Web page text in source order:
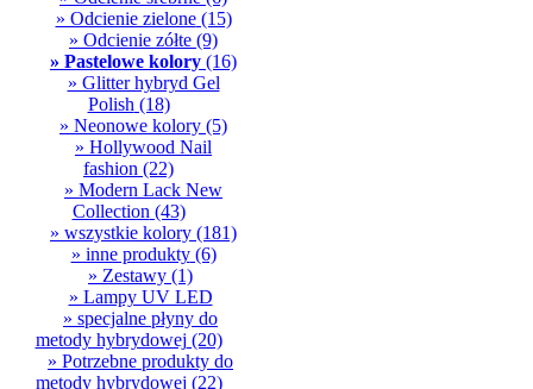
» Odcienie zielone(15)
» Odcienie zółte (9)
» Pastelowe kolory (16)
» Glitter hybryd Gel
Polish (18)
» Neonowe kolory (5)
» Hollywood Nail
fashion (22)
» Modern Lack New
Collection (43)
» wszystkie kolory (181)
» inne produkty(6)
» Zestawy (1)
» Lampy UV LED
» specjalne płyny do
metody hybrydowej (20)
» Potrzebne produkty do
metody hybrydowej (22)